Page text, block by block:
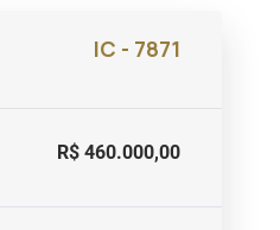
IC - 7871
R$ 460.000,00